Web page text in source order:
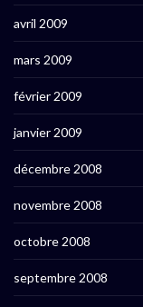
avril 2009
mars 2009
février 2009
janvier 2009
décembre 2008
novembre 2008
octobre 2008
septembre 2008